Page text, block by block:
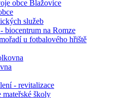
obce Blažovice
služeb
biocentrum na Romze
u fotbalového hřiště
- revitalizace
mateřské školy